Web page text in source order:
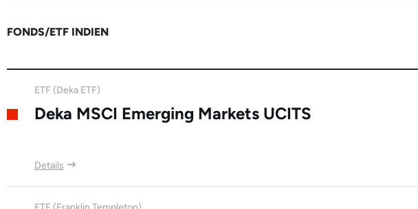
FONDS/ETF INDIEN
ETF (Deka ETF)
Deka MSCI Emerging Markets UCITS
Details